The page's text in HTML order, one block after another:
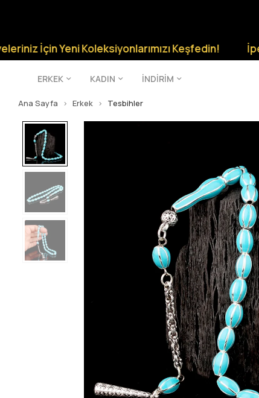
Yeni Koleksiyonlarımızı Keşfedin! İpek
ERKEK KADIN İNDİRİM
Ana Sayfa Erkek Tesbihler